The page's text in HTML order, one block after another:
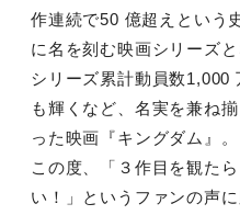
作連続で50 億超えという
に名を刻む映画シリーズと
シリーズ累計動員数1,000
も輝くなど、名実を兼ね
った映画『キングダム』。
この度、「３作目を観た
い！」というファンの声